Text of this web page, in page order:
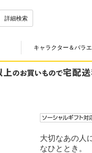
詳細検索
キャラクター＆バラ
大切なあの人
なひととき。